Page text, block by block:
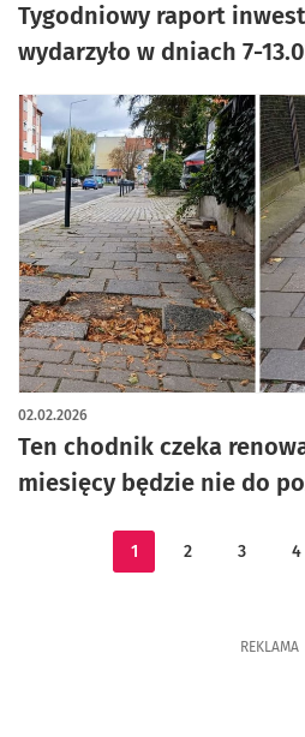
Tygodniowy raport
wydarzyło w dniach 7-
Ten chodnik czeka
miesięcy będzie nie do
02.02.2026
1 2 3 4
REKLAMA